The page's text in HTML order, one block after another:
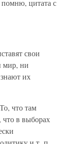
помню, цитата с
свои
мир, ни
их
что там
что в выборах